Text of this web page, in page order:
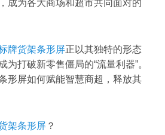
成为各大商场和超市共同面对的
牌货架条形屏正以其独特的形态
为打破新零售僵局的“流量利器”。
形屏如何赋能智慧商超，释放其
架条形屏 ？